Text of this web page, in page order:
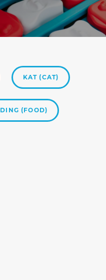
Dat is prachtig
KAT (CAT)
(FOOD)